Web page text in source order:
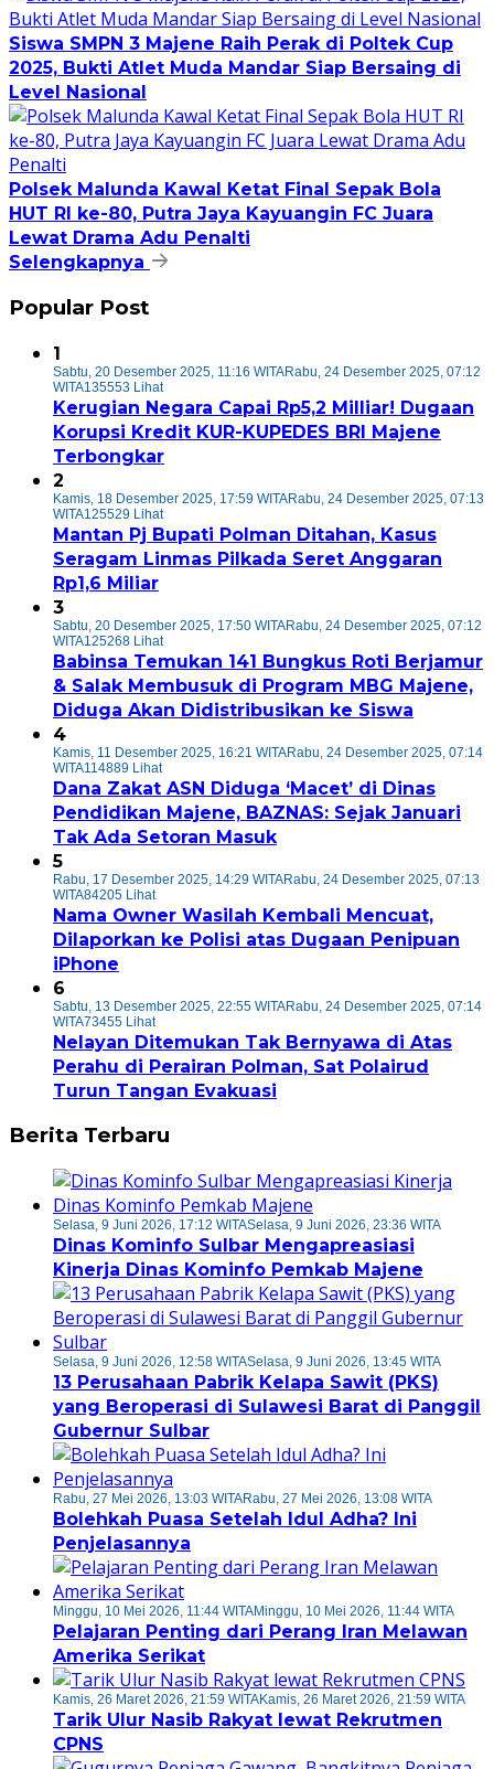
Siswa SMPN 3 Majene Raih Perak di Poltek Cup
2025, Bukti Atlet Muda Mandar Siap Bersaing di
Level Nasional
Polsek Malunda Kawal Ketat Final Sepak Bola
HUT RI ke-80, Putra Jaya Kayuangin FC Juara
Lewat Drama Adu Penalti
Selengkapnya
Popular Post
1
Sabtu, 20 Desember 2025, 11:16 WITARabu, 24 Desember 2025, 07:12
WITA135553 Lihat
Kerugian Negara Capai Rp5,2 Milliar! Dugaan
Korupsi Kredit KUR-KUPEDES BRI Majene
Terbongkar
2
Kamis, 18 Desember 2025, 17:59 WITARabu, 24 Desember 2025, 07:13
WITA125529 Lihat
Mantan Pj Bupati Polman Ditahan, Kasus
Seragam Linmas Pilkada Seret Anggaran
Rp1,6 Miliar
3
Sabtu, 20 Desember 2025, 17:50 WITARabu, 24 Desember 2025, 07:12
WITA125268 Lihat
Babinsa Temukan 141 Bungkus Roti Berjamur
& Salak Membusuk di Program MBG Majene,
Diduga Akan Didistribusikan ke Siswa
4
Kamis, 11 Desember 2025, 16:21 WITARabu, 24 Desember 2025, 07:14
WITA114889 Lihat
Dana Zakat ASN Diduga ‘Macet’ di Dinas
Pendidikan Majene, BAZNAS: Sejak Januari
Tak Ada Setoran Masuk
5
Rabu, 17 Desember 2025, 14:29 WITARabu, 24 Desember 2025, 07:13
WITA84205 Lihat
Nama Owner Wasilah Kembali Mencuat,
Dilaporkan ke Polisi atas Dugaan Penipuan
iPhone
6
Sabtu, 13 Desember 2025, 22:55 WITARabu, 24 Desember 2025, 07:14
WITA73455 Lihat
Nelayan Ditemukan Tak Bernyawa di Atas
Perahu di Perairan Polman, Sat Polairud
Turun Tangan Evakuasi
Berita Terbaru
Selasa, 9 Juni 2026, 17:12 WITASelasa, 9 Juni 2026, 23:36 WITA
Dinas Kominfo Sulbar Mengapreasiasi
Kinerja Dinas Kominfo Pemkab Majene
Selasa, 9 Juni 2026, 12:58 WITASelasa, 9 Juni 2026, 13:45 WITA
13 Perusahaan Pabrik Kelapa Sawit (PKS)
yang Beroperasi di Sulawesi Barat di Panggil
Gubernur Sulbar
Rabu, 27 Mei 2026, 13:03 WITARabu, 27 Mei 2026, 13:08 WITA
Bolehkah Puasa Setelah Idul Adha? Ini
Penjelasannya
Minggu, 10 Mei 2026, 11:44 WITAMinggu, 10 Mei 2026, 11:44 WITA
Pelajaran Penting dari Perang Iran Melawan
Amerika Serikat
Kamis, 26 Maret 2026, 21:59 WITAKamis, 26 Maret 2026, 21:59 WITA
Tarik Ulur Nasib Rakyat lewat Rekrutmen
CPNS